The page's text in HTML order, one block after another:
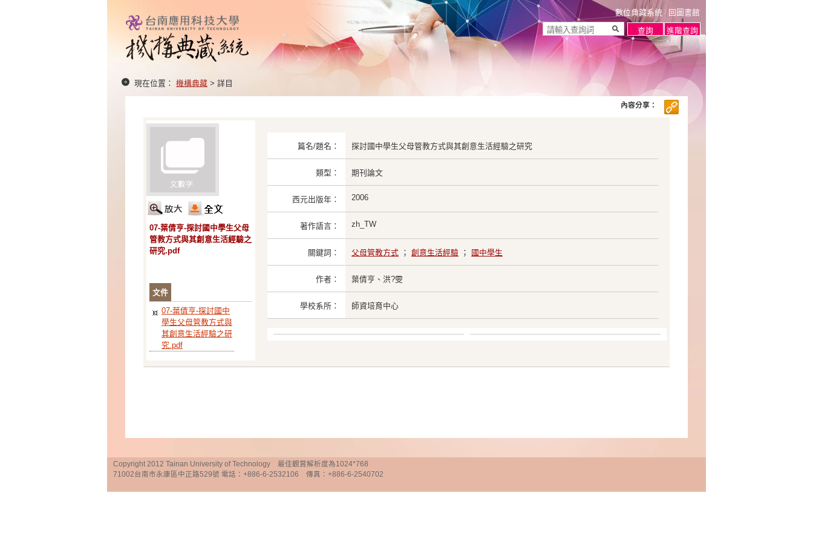
數位典藏系統 回圖書館
現在位置： 機構典藏 > 詳目
07-葉倩亨-探討國中學生父母
管教方式與其創意生活經驗之
研究.pdf
文件
07-葉倩亨-探討國中
學生父母管教方式與
其創意生活經驗之研
究.pdf
篇名/題名： 探討國中學生父母管教方式與其創意生活經驗之研究
類型： 期刊論文
西元出版年： 2006
著作語言： zh_TW
關鍵詞： 父母管教方式 ； 創意生活經驗 ； 國中學生
作者： 葉倩亨、洪?雯
學校系所： 師資培育中心
內容分享：
Copyright 2012 Tainan University of Technology 最佳觀賞解析度為1024*768
71002台南市永康區中正路529號 電話：+886-6-2532106 傳真：+886-6-2540702